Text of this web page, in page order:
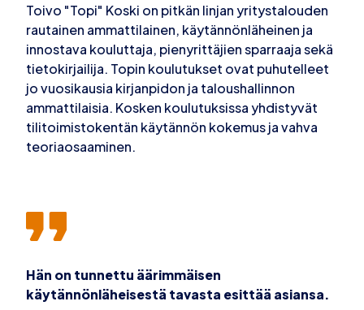
Toivo "Topi" Koski on pitkän linjan yritystalouden
rautainen ammattilainen, käytännönläheinen ja
innostava kouluttaja, pienyrittäjien sparraaja sekä
tietokirjailija. Topin koulutukset ovat puhutelleet
jo vuosikausia kirjanpidon ja taloushallinnon
ammattilaisia. Kosken koulutuksissa yhdistyvät
tilitoimistokentän käytännön kokemus ja vahva
teoriaosaaminen.
Hän on tunnettu äärimmäisen
käytännönläheisestä tavasta esittää asiansa.